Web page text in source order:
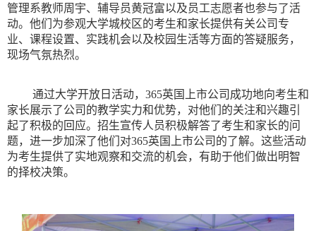
管理系教师周宇、辅导员黄冠富以及员工志愿者也参与了活
动。他们为参观大学城校区的考生和家长提供有关公司专
业、课程设置、实践机会以及校园生活等方面的答疑服务，
现场气氛热烈。
通过大学开放日活动，365英国上市公司成功地向考生和
家长展示了公司的教学实力和优势，对他们的关注和兴趣引
起了积极的回应。招生宣传人员积极解答了考生和家长的问
题，进一步加深了他们对365英国上市公司的了解。这些活动
为考生提供了实地观察和交流的机会，有助于他们做出明智
的择校决策。